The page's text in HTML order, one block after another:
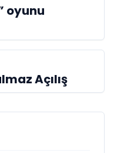
oyunu
Açılış